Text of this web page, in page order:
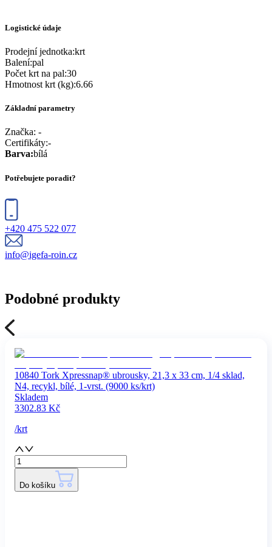
Logistické údaje
Prodejní jednotka:krt
Balení:pal
Počet krt na pal:30
Hmotnost krt (kg):6.66
Základní parametry
Značka: -
Certifikáty:-
Barva:bílá
Potřebujete poradit?
+420 475 522 077
info@igefa-roin.cz
Podobné produkty
10840 Tork Xpressnap® ubrousky, 21,3 x 33 cm, 1/4 sklad,
N4, recykl, bílé, 1-vrst. (9000 ks/krt)
Skladem
3302.83 Kč
/krt
Do košíku